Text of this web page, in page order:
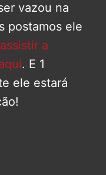
vazou na
postamos ele
assistir a
. E 1
ele estará